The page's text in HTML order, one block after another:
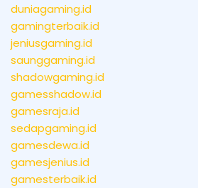
duniagaming.id
gamingterbaik.id
jeniusgaming.id
saunggaming.id
shadowgaming.id
gamesshadow.id
gamesraja.id
sedapgaming.id
gamesdewa.id
gamesjenius.id
gamesterbaik.id